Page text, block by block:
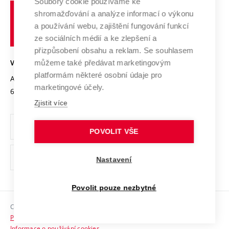
Výzkumné infrastruktury
Transfer znalostí
Open Science
Projekty
Projekty ze strukturálních fondů
Specifický výzkum
Služby univerzity
Mezinárodní dohody
Univerzitní sítě
Udržitelná univerzita
Podnikavá univerzita / ContriBUTe
Bezpečná univerzita
Vyznamenání
Organizační struktura
Ochrana osobních údajů
odkaz)
Sociální bezpečí
HR Award
učení
technické
VYSOKÉ UČENÍ TECHNICKÉ V BRNĚ
Antonínská 548/1
602 00 Brno
www.vut.cz
vut@vutbr.cz
Copyright © 2026 VUT
Prohlášení o přístupnosti
shromažďování a analýze informací o výkonu
a používání webu, zajištění fungování funkcí
ze sociálních médií a ke zlepšení a
přizpůsobení obsahu a reklam. Se souhlasem
můžeme také předávat marketingovým
platformám některé osobní údaje pro
marketingové účely.
Zjistit více
POVOLIT VŠE
Nastavení
Povolit pouze nezbytné